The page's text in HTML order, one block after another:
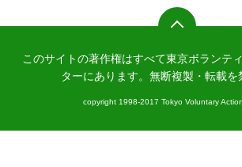
このサイトの著作権はすべて東京ボランテ
ターにあります。 無断複製・転載を
copyright 1998-2017 Tokyo Voluntary